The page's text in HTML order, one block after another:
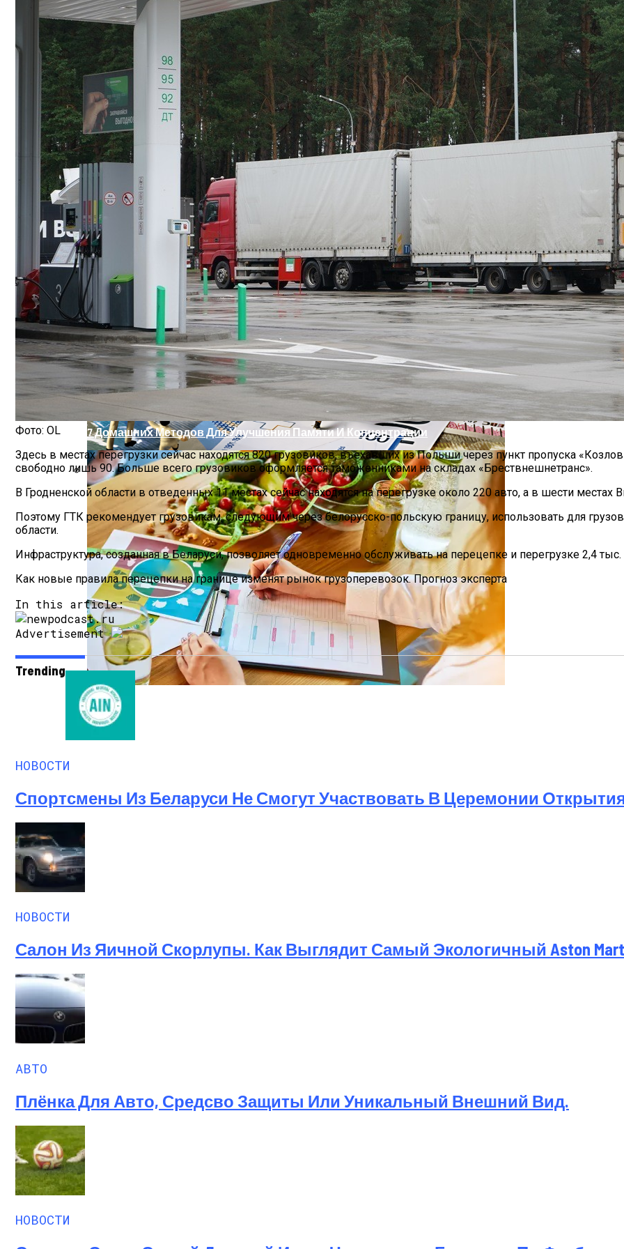
Минсельхозпрод Снова Повысил Экспортные Цены На Сыры Для Российского Рынка
В Китае Зафиксировали Самую Большую Дефляцию За 14 Лет
Как Грамотно Начать Карьеру Молодым Специалистам
Какие Навыки Станут Ключевыми Через 10 Лет И Как Подготовиться К Ним Сегодня
Hyundai Santa Fe: Мощное Сочетание Традиций И Новаций При Расходе 6 Л На «сотню»
Какие Кредиты Дают В Беларуси На Китайские Автомобили
Шипы Или Липучка? Что Выбрать В Условиях Российской Зимы?
Безлактозное Молоко — Обычное Молоко Или Хорошая Альтернатива?
7 Домашних Методов Для Улучшения Памяти И Концентрации
Как Мы Худеем: 8 Этапов Похудения У Мужчин И Женщин
Фото: OL
Здесь в местах перегрузки сейчас находятся 820 грузовиков, въехавших из Польши через пункт пропуска
свободно лишь 90. Больше всего грузовиков оформляется таможенниками на складах «Брествнешнетранс».
В Гродненской области в отведенных 11 местах сейчас находятся на перегрузке около 220 авто, а в шести местах
Поэтому ГТК рекомендует грузовикам, следующим через белорусско-польскую границу, использовать для
области.
Инфраструктура, созданная в Беларуси, позволяет одновременно обслуживать на перецепке и перегрузке 2,4
Как новые правила перецепки на границе изменят рынок грузоперевозок. Прогноз эксперта
In this article:
Advertisement
Trending
НОВОСТИ
Спортсмены Из Беларуси Не Смогут Участвовать В Церемонии
НОВОСТИ
Салон Из Яичной Скорлупы. Как Выглядит Самый Экологичный Aston
АВТО
Плёнка Для Авто, Средсво Защиты Или Уникальный Внешний Вид.
НОВОСТИ